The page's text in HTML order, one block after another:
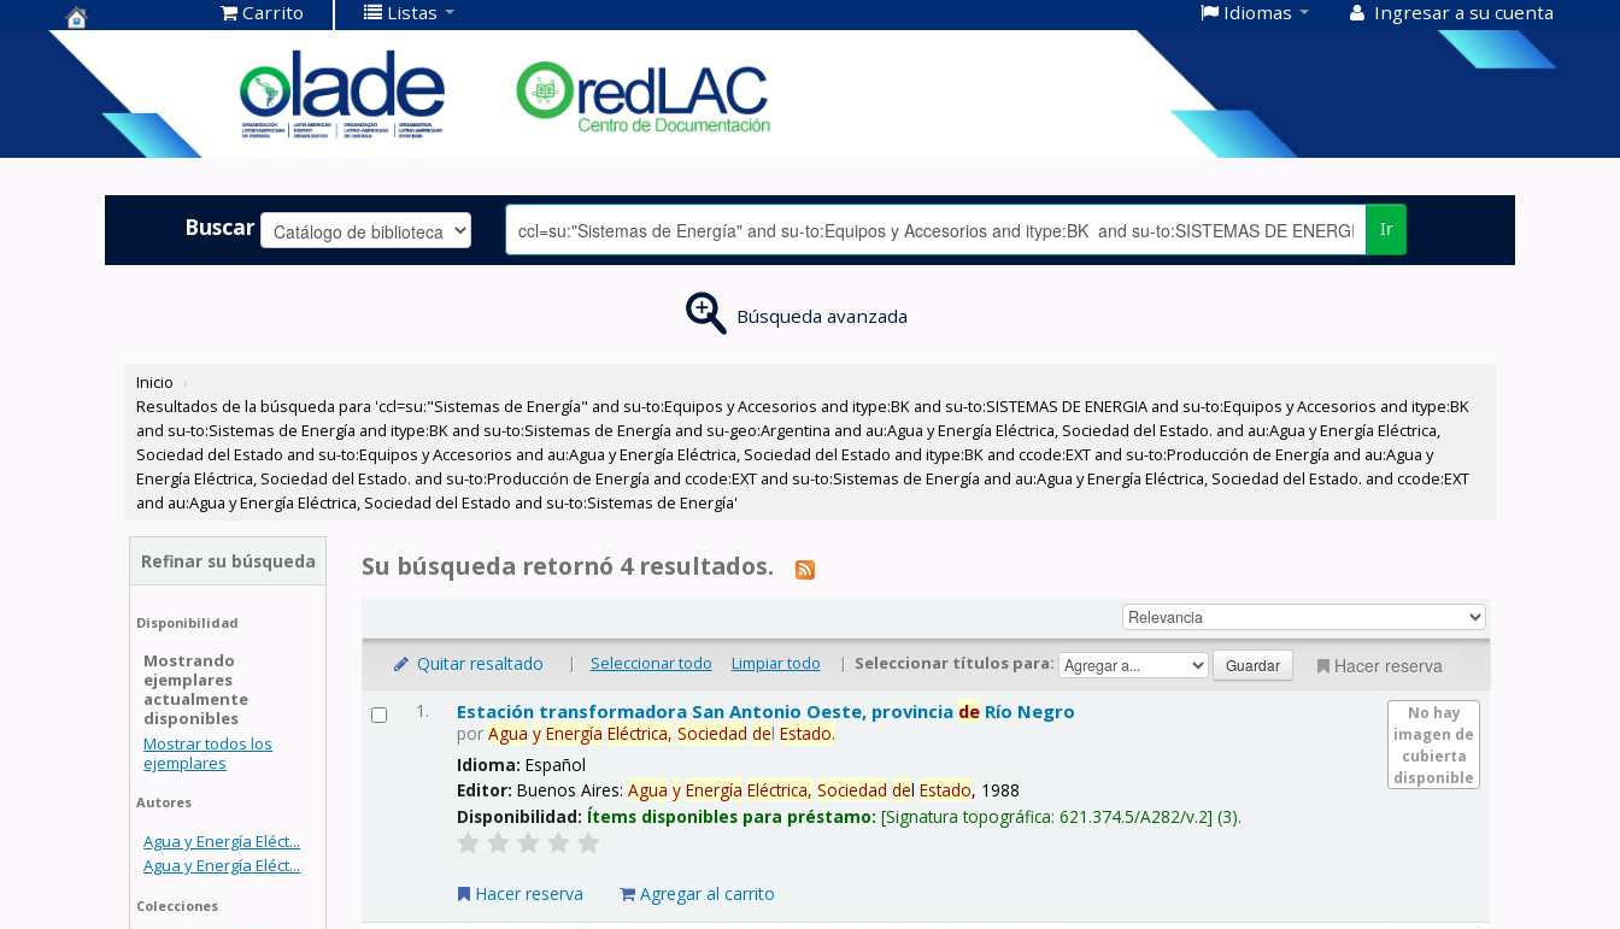
Centro de
Documentación
OLADE -
Carrito Listas Idiomas Ingresar a su cuenta
Buscar Ir
Búsqueda avanzada
Inicio ›
Resultados de la búsqueda para 'ccl=su:"Sistemas de Energía" and su-to:Equipos y Accesorios and itype:BK and su-to:SISTEMAS DE ENERGIA and su-to:Equipos y Accesorios and itype:BK
and su-to:Sistemas de Energía and itype:BK and su-to:Sistemas de Energía and su-geo:Argentina and au:Agua y Energía Eléctrica, Sociedad del Estado. and au:Agua y Energía Eléctrica,
Sociedad del Estado and su-to:Equipos y Accesorios and au:Agua y Energía Eléctrica, Sociedad del Estado and itype:BK and ccode:EXT and su-to:Producción de Energía and au:Agua y
Energía Eléctrica, Sociedad del Estado. and su-to:Producción de Energía and ccode:EXT and su-to:Sistemas de Energía and au:Agua y Energía Eléctrica, Sociedad del Estado. and ccode:EXT
and au:Agua y Energía Eléctrica, Sociedad del Estado and su-to:Sistemas de Energía'
Refinar su búsqueda
Disponibilidad
Mostrando
ejemplares
actualmente
disponibles
Mostrar todos los
ejemplares
Autores
Agua y Energía Eléct...
Agua y Energía Eléct...
Colecciones
Su búsqueda retornó 4 resultados.
Quitar resaltado | Seleccionar todo Limpiar todo | Seleccionar títulos para: Hacer reserva
1.
No hay
imagen de
cubierta
disponible
Estación transformadora San Antonio Oeste, provincia de Río Negro
porAgua y Energía Eléctrica, Sociedad delEstado.
Idioma:Español
Editor:Buenos Aires:Agua y Energía Eléctrica, Sociedad delEstado, 1988
Disponibilidad: Ítems disponibles para préstamo: Signatura topográfica:621.374.5/A282/v.2 (3).
Hacer reserva Agregar al carrito